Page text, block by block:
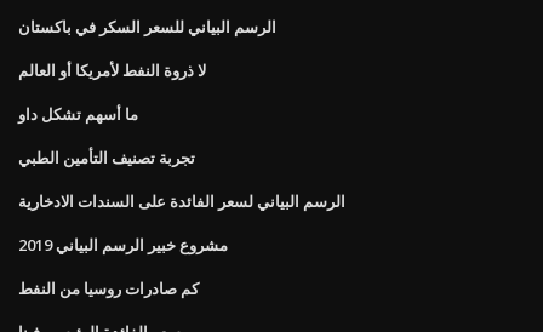
الرسم البياني للسعر السكر في باكستان
لا ذروة النفط لأمريكا أو العالم
ما أسهم تشكل داو
تجربة تصنيف التأمين الطبي
الرسم البياني لسعر الفائدة على السندات الادخارية
مشروع خبير الرسم البياني 2019
كم صادرات روسيا من النفط